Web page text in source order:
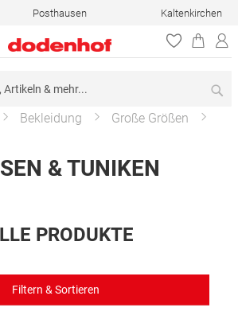
Posthausen Kaltenkirchen
Bekleidung
Große Größen
& TUNIKEN
PRODUKTE
Filtern & Sortieren